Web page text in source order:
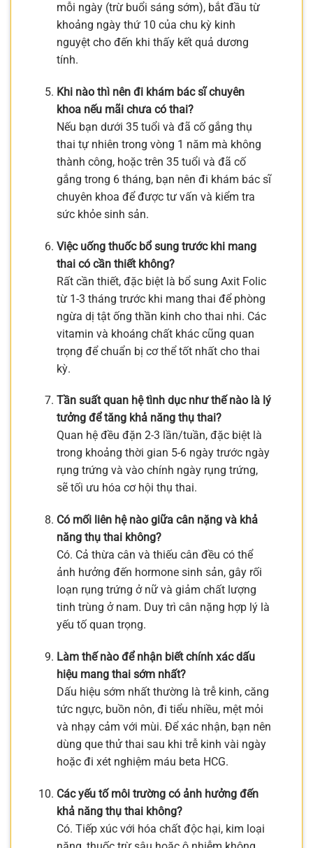
mỗi ngày (trừ buổi sáng sớm), bắt đầu từ
khoảng ngày thứ 10 của chu kỳ kinh
nguyệt cho đến khi thấy kết quả dương
tính.
Khi nào thì nên đi khám bác sĩ chuyên
khoa nếu mãi chưa có thai?
Nếu bạn dưới 35 tuổi và đã cố gắng thụ
thai tự nhiên trong vòng 1 năm mà không
thành công, hoặc trên 35 tuổi và đã cố
gắng trong 6 tháng, bạn nên đi khám bác sĩ
chuyên khoa để được tư vấn và kiểm tra
sức khỏe sinh sản.
Việc uống thuốc bổ sung trước khi mang
thai có cần thiết không?
Rất cần thiết, đặc biệt là bổ sung Axit Folic
từ 1-3 tháng trước khi mang thai để phòng
ngừa dị tật ống thần kinh cho thai nhi. Các
vitamin và khoáng chất khác cũng quan
trọng để chuẩn bị cơ thể tốt nhất cho thai
kỳ.
Tần suất quan hệ tình dục như thế nào là lý
tưởng để tăng khả năng thụ thai?
Quan hệ đều đặn 2-3 lần/tuần, đặc biệt là
trong khoảng thời gian 5-6 ngày trước ngày
rụng trứng và vào chính ngày rụng trứng,
sẽ tối ưu hóa cơ hội thụ thai.
Có mối liên hệ nào giữa cân nặng và khả
năng thụ thai không?
Có. Cả thừa cân và thiếu cân đều có thể
ảnh hưởng đến hormone sinh sản, gây rối
loạn rụng trứng ở nữ và giảm chất lượng
tinh trùng ở nam. Duy trì cân nặng hợp lý là
yếu tố quan trọng.
Làm thế nào để nhận biết chính xác dấu
hiệu mang thai sớm nhất?
Dấu hiệu sớm nhất thường là trễ kinh, căng
tức ngực, buồn nôn, đi tiểu nhiều, mệt mỏi
và nhạy cảm với mùi. Để xác nhận, bạn nên
dùng que thử thai sau khi trễ kinh vài ngày
hoặc đi xét nghiệm máu beta HCG.
Các yếu tố môi trường có ảnh hưởng đến
khả năng thụ thai không?
Có. Tiếp xúc với hóa chất độc hại, kim loại